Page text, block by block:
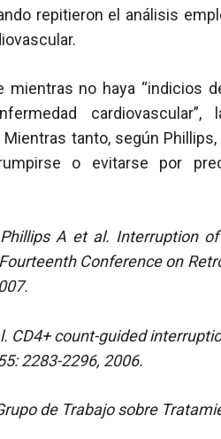
repitieron el análisis
mientras no haya “indicios
tanto, según
o evitarse por
Phillips A et al. Interruption
Conference on
CD4+ count-guided
2283-2296, 2006.
de Trabajo sobre